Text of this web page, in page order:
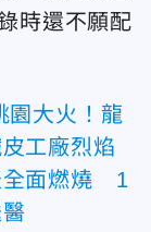
時還不願配
園大火！龍
工廠烈焰
全面燃燒 1